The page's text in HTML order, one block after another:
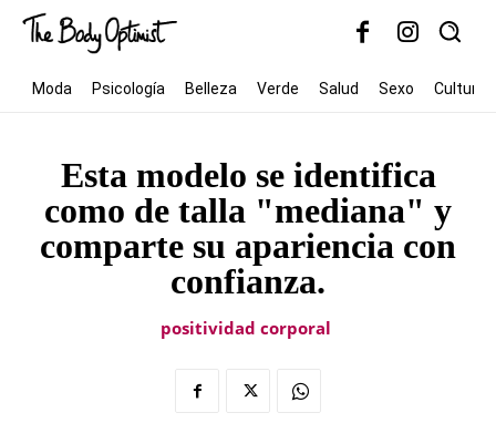
Moda Psicología Belleza Verde Salud Sexo Cultura
Esta modelo se identifica
como de talla "mediana" y
comparte su apariencia con
confianza.
positividad corporal